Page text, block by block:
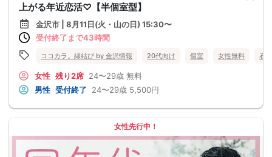
上がる年近恋活♡【半個室型】
金沢市 | 8月11日(火・山の日) 15:30〜
受付終了まで43時間
ココカラ。縁結び by 金沢情報 20代向け 個室 女性無料 石
女性 残り2席 24〜29歳 無料
男性 受付終了 24〜29歳 5,500円
女性先行中！